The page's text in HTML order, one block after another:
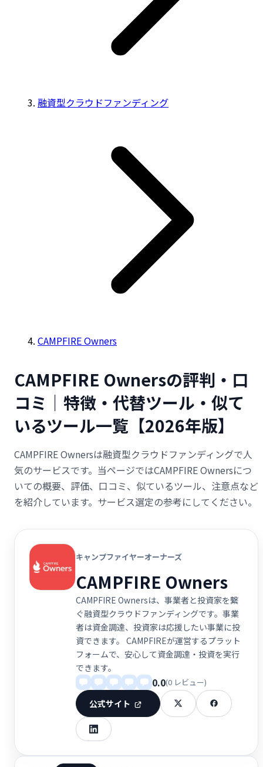
融資型クラウドファンディング
CAMPFIRE Owners
CAMPFIRE Ownersの評判・口
コミ｜特徴・代替ツール・似て
いるツール一覧【2026年版】
CAMPFIRE Ownersは融資型クラウドファンディングで人
気のサービスです。当ページではCAMPFIRE Ownersにつ
いての概要、評価、口コミ、似ているツール、注意点など
を紹介しています。サービス選定の参考にしてください。
キャンプファイヤーオーナーズ
CAMPFIRE Owners
CAMPFIRE Ownersは、事業者と投資家を繋
ぐ融資型クラウドファンディングです。事業
者は資金調達、投資家は応援したい事業に投
資できます。 CAMPFIREが運営するプラット
フォームで、安心して資金調達・投資を実行
できます。
0.0(0 レビュー)
公式サイト